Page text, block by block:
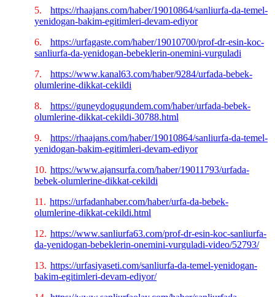
5.
https://rhaajans.com/haber/19010864/sanliurfa-da-temel-
yenidogan-bakim-egitimleri-devam-ediyor
6.
https://urfagaste.com/haber/19010700/prof-dr-esin-koc-
sanliurfa-da-yenidogan-bebeklerin-onemini-vurguladi
7.
https://www.kanal63.com/haber/9284/urfada-bebek-
olumlerine-dikkat-cekildi
8.
https://guneydogugundem.com/haber/urfada-bebek-
olumlerine-dikkat-cekildi-30788.html
9.
https://rhaajans.com/haber/19010864/sanliurfa-da-temel-
yenidogan-bakim-egitimleri-devam-ediyor
10. https://www.ajansurfa.com/haber/19011793/urfada-
bebek-olumlerine-dikkat-cekildi
11. https://urfadanhaber.com/haber/urfa-da-bebek-
olumlerine-dikkat-cekildi.html
12. https://www.sanliurfa63.com/prof-dr-esin-koc-sanliurfa-
da-yenidogan-bebeklerin-onemini-vurguladi-video/52793/
13. https://urfasiyaseti.com/sanliurfa-da-temel-yenidogan-
bakim-egitimleri-devam-ediyor/